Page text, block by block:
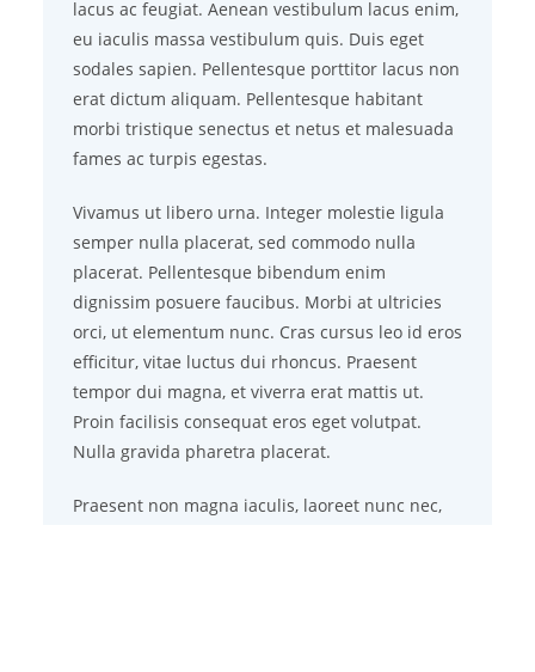
lacus ac feugiat. Aenean vestibulum lacus enim,
eu iaculis massa vestibulum quis. Duis eget
sodales sapien. Pellentesque porttitor lacus non
erat dictum aliquam. Pellentesque habitant
morbi tristique senectus et netus et malesuada
fames ac turpis egestas.
Vivamus ut libero urna. Integer molestie ligula
semper nulla placerat, sed commodo nulla
placerat. Pellentesque bibendum enim
dignissim posuere faucibus. Morbi at ultricies
orci, ut elementum nunc. Cras cursus leo id eros
efficitur, vitae luctus dui rhoncus. Praesent
tempor dui magna, et viverra erat mattis ut.
Proin facilisis consequat eros eget volutpat.
Nulla gravida pharetra placerat.
Praesent non magna iaculis, laoreet nunc nec,